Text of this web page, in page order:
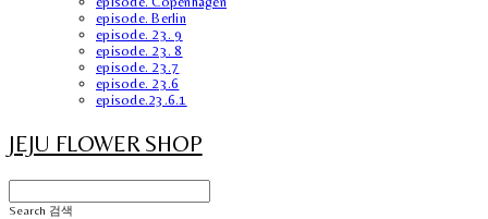
episode. Berlin
episode. 23. 9
episode. 23. 8
episode. 23.7
episode. 23.6
episode.23.6.1
JEJU FLOWER SHOP
Search 검색